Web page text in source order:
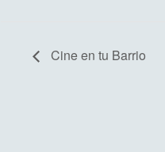
Cine en tu Barrio